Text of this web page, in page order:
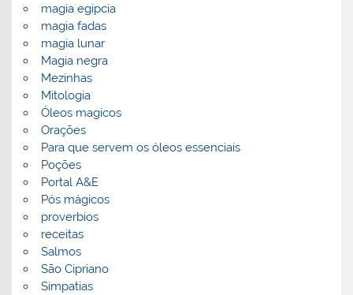
magia egipcia
magia fadas
magia lunar
Magia negra
Mezinhas
Mitologia
Óleos magicos
Orações
Para que servem os óleos essenciais
Poções
Portal A&E
Pós mágicos
proverbios
receitas
Salmos
São Cipriano
Simpatias